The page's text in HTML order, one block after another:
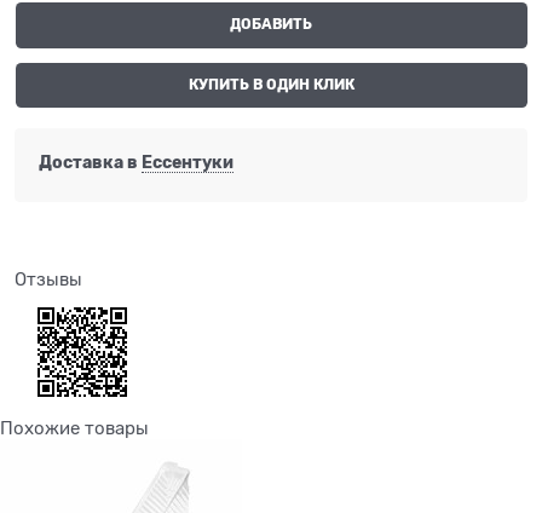
ДОБАВИТЬ
КУПИТЬ В ОДИН КЛИК
Доставка в Ессентуки
Отзывы
Похожие товары